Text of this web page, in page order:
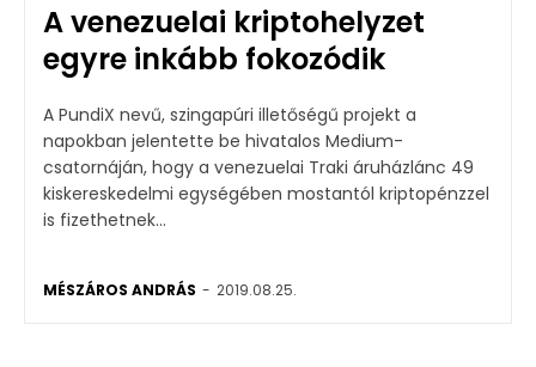
A venezuelai kriptohelyzet
egyre inkább fokozódik
A PundiX nevű, szingapúri illetőségű projekt a
napokban jelentette be hivatalos Medium-
csatornáján, hogy a venezuelai Traki áruházlánc 49
kiskereskedelmi egységében mostantól kriptopénzzel
is fizethetnek...
MÉSZÁROS ANDRÁS - 2019.08.25.